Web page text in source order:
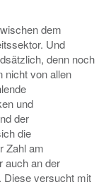
dem
Und
denn noch
nicht von allen
und
der
die
Zahl am
auch an der
Diese versucht mit